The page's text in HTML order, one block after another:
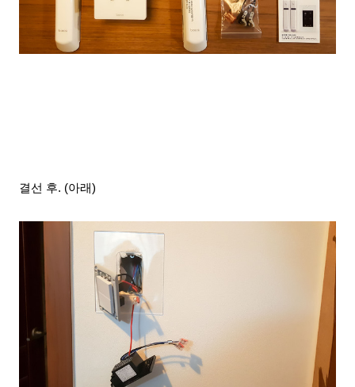
결선 후. (아래)